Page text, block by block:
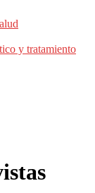
y tratamiento